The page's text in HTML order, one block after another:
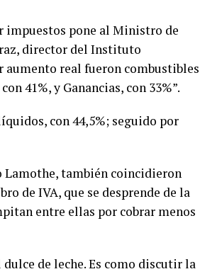
impuestos pone al Ministro de
director del Instituto
real fueron combustibles
41%, y Ganancias, con 33%”.
con 44,5%; seguido por
Lamothe, también coincidieron
de IVA, que se desprende de la
entre ellas por cobrar menos
de leche. Es como discutir la